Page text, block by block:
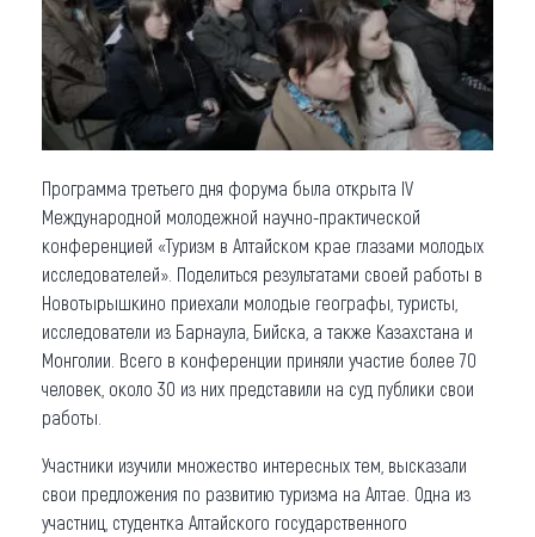
Коллекция впечатлений
Другие рубрики
Программа третьего дня форума была открыта IV
Международной молодежной научно-практической
конференцией «Туризм в Алтайском крае глазами молодых
исследователей». Поделиться результатами своей работы в
Новотырышкино приехали молодые географы, туристы,
исследователи из Барнаула, Бийска, а также Казахстана и
Монголии. Всего в конференции приняли участие более 70
человек, около 30 из них представили на суд публики свои
работы.
Участники изучили множество интересных тем, высказали
свои предложения по развитию туризма на Алтае. Одна из
участниц, студентка Алтайского государственного